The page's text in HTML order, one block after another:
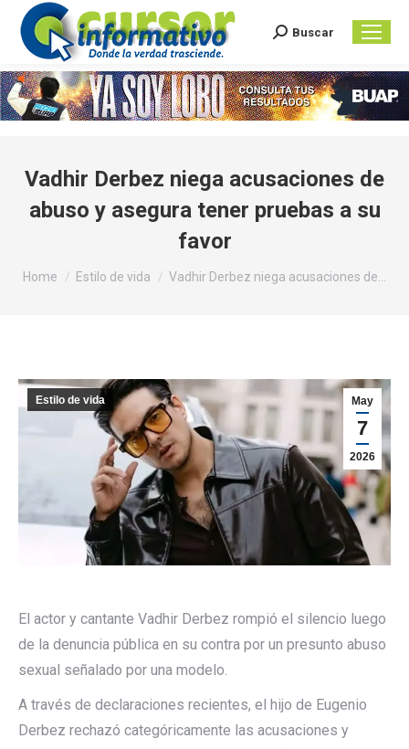
Search:
Buscar
Vadhir Derbez niega acusaciones de
abuso y asegura tener pruebas a su
favor
You are here:
Home Estilo de vida Vadhir Derbez niega acusaciones de…
May
7
2026
Estilo de vida
El actor y cantante Vadhir Derbez rompió el silencio luego
de la denuncia pública en su contra por un presunto abuso
sexual señalado por una modelo.
A través de declaraciones recientes, el hijo de Eugenio
Derbez rechazó categóricamente las acusaciones y